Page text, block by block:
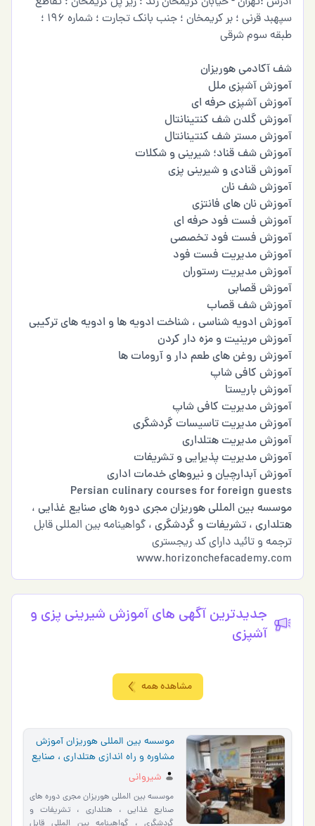
سپهبد قرنی ؛ بر کریمخان ؛ جنب بانک تجارت ؛ شماره 196 ؛
طبقه سوم شرقی
شف آکادمی هوریزان
آموزش آشپزی ملل
آموزش آشپزی حرفه ای
آموزش گلدن شف کنتینانتال
آموزش مستر شف کنتینانتال
آموزش شف قناد؛ شیرینی و شکلات
آموزش قنادی و شیرینی پزی
آموزش شف نان
آموزش نان های فانتزی
آموزش فست فود حرفه ای
آموزش فست فود تخصصی
آموزش مدیریت فست فود
آموزش مدیریت رستوران
آموزش قصابی
آموزش شف قصاب
آموزش ادویه شناسی ، شناخت ادویه ها و ادویه های ترکیبی
آموزش مرینیت و مزه دار کردن
آموزش روغن های طعم دار و آرومات ها
آموزش کافی شاپ
آموزش باریستا
آموزش مدیریت کافی شاپ
آموزش مدیریت تاسیسات گردشگری
آموزش مدیریت هتلداری
آموزش مدیریت پذیرایی و تشریفات
آموزش آبدارچیان و نیروهای خدمات اداری
Persian culinary courses for foreign guests
موسسه بین المللی هوریزانمجری دوره های صنایع غذایی ،
هتلداری ، تشریفات و گردشگری ، گواهینامه بین المللی قابل
ترجمه و تائید دارای کد ریجستری
www.horizonchefacademy.com
جدیدترین آگهی های آموزش شيريني پزي و
آشپزي
مشاهده همه
موسسه بین المللی هوریزان آموزش
مشاوره و راه اندازی هتلداری ، صنایع
غذایی ، گردشگری
شیروانی
موسسه بین المللی هوریزان مجری دوره های
صنایع غذایی ، هتلداری ، تشریفات و